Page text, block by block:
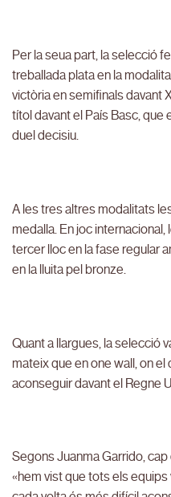
Per la seua part, la selecció
treballada plata en la
victòria en semifinals davant
títol davant el País Basc, que
duel decisiu.
A les tres altres modalitats
medalla. En joc
tercer lloc en la fase regular
en la lluita pel bronze.
Quant a llargues, la selecció
mateix que en one wall, on
aconseguir davant el Regne
Segons Juanma Garrido,
«hem vist que tots els